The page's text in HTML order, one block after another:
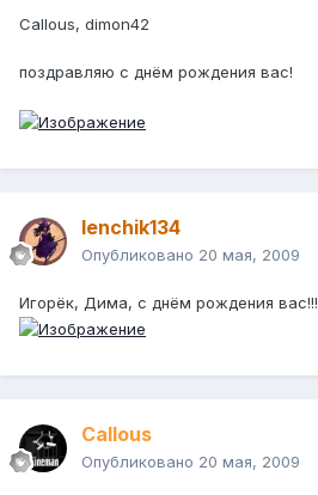
Callous, dimon42
поздравляю с днём рождения вас!
lenchik134
Опубликовано 20 мая, 2009
Игорёк, Дима, с днём рождения вас!!!
Callous
Опубликовано 20 мая, 2009